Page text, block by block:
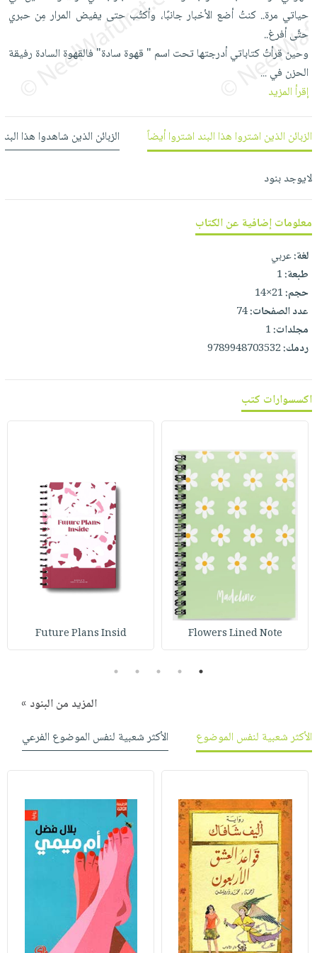
العناية
بالأسنان
الحمية
والتغذية
أدوات
المائدة
الأوعية
والتخزين
أدوات
المطبخ
الأكثر
مبيعاً
العودة
للمدارس
اكسسوارات
اكسسوارات
منزلية
اكسسوارات
ملابس
مطرزات
حقائب
حلي
عناية
بالذات
صابون
أطفال
شحن
مجاني
بنود
مختارة
اشتراكات
الاشتراكات
صندوق
حدود
بحث
متقدم
نيل
وفرات
الشركة
سياسة
الشركة
فيديوهات
أسئلة
طرحها
خدمات
وفرات
انشر
كتابك
تواصل
معنا
حسابك
لائحة
الأمنيات
عربة
نشرة
الإصدارات
حياتي مرة.. كنتُ أضع الأخبار جانبًا، وأكتُب حتى يفيض المرار مِن حبري
حتَّى أفرغ..
وحين قرأتُ كتاباتي أدرجتها تحت اسم " قهوة سادة" فالقهوة السادة رفيقة
الحزن في...
إقرأ المزيد
الزبائن الذين اشتروا هذا البند اشتروا أيضاً الزبائن الذين شاهدوا هذا
لايوجد بنود
معلومات إضافية عن الكتاب
لغة:عربي
طبعة:1
حجم:21×14
عدد الصفحات:74
مجلدات:1
ردمك:9789948703532
اكسسوارات كتب
Flowers Lined Note
Future Plans Insid
1
2
3
4
5
المزيد من البنود »
الأكثر شعبية لنفس الموضوع
الأكثر شعبية لنفس الموضوع الفرعي